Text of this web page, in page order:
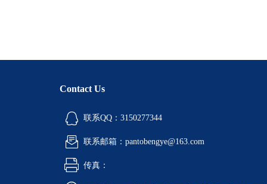
Contact Us
联系QQ：3150277344
联系邮箱：pantobengye@163.com
传真：